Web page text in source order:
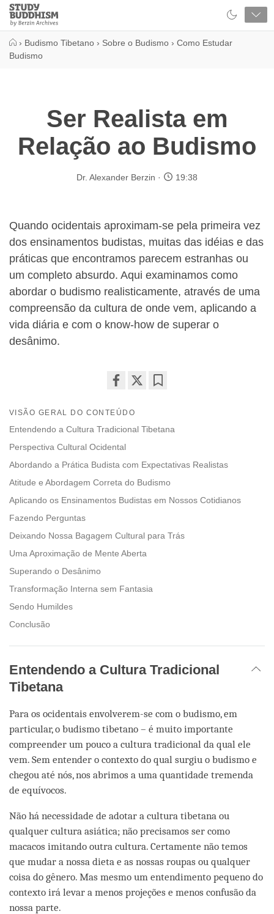
Close
Study
Buddhism
› Budismo Tibetano › Sobre o Budismo › Como Estudar
Budismo
Ser Realista em
Relação ao Budismo
Dr. Alexander Berzin 19:38
Quando ocidentais aproximam-se pela primeira vez
dos ensinamentos budistas, muitas das idéias e das
práticas que encontramos parecem estranhas ou
um completo absurdo. Aqui examinamos como
abordar o budismo realisticamente, através de uma
compreensão da cultura de onde vem, aplicando a
vida diária e com o know-how de superar o
desânimo.
on
facebook
VISÃO GERAL DO CONTEÚDO
Entendendo a Cultura Tradicional Tibetana
Perspectiva Cultural Ocidental
Abordando a Prática Budista com Expectativas Realistas
Atitude e Abordagem Correta do Budismo
Aplicando os Ensinamentos Budistas em Nossos Cotidianos
Fazendo Perguntas
Deixando Nossa Bagagem Cultural para Trás
Uma Aproximação de Mente Aberta
Superando o Desânimo
Transformação Interna sem Fantasia
Sendo Humildes
Conclusão
Entendendo a Cultura Tradicional
Tibetana
Para os ocidentais envolverem-se com o budismo, em
particular, o budismo tibetano – é muito importante
compreender um pouco a cultura tradicional da qual ele
vem. Sem entender o contexto do qual surgiu o budismo e
chegou até nós, nos abrimos a uma quantidade tremenda
de equívocos.
Não há necessidade de adotar a cultura tibetana ou
qualquer cultura asiática; não precisamos ser como
macacos imitando outra cultura. Certamente não temos
que mudar a nossa dieta e as nossas roupas ou qualquer
coisa do gênero. Mas mesmo um entendimento pequeno do
contexto irá levar a menos projeções e menos confusão da
nossa parte.